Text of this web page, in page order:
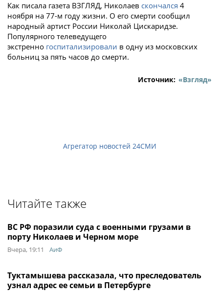
Как писала газета ВЗГЛЯД, Николаев скончался 4
ноября на 77-м году жизни. О его смерти сообщил
народный артист России Николай Цискаридзе.
Популярного телеведущего
экстренно госпитализировали в одну из московских
больниц за пять часов до смерти.
Источник: «Взгляд»
Агрегатор новостей 24СМИ
Читайте также
ВС РФ поразили суда с военными грузами в
порту Николаев и Черном море
Вчера, 19:11 АиФ
Туктамышева рассказала, что преследователь
узнал адрес ее семьи в Петербурге